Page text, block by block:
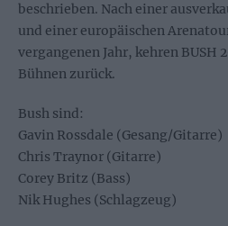
beschrieben. Nach einer
und einer europäischen
vergangenen Jahr, kehren BUSH
Bühnen zurück.
Bush sind:
Gavin Rossdale (Gesang/Gitarre)
Chris Traynor (Gitarre)
Corey Britz (Bass)
Nik Hughes (Schlagzeug)